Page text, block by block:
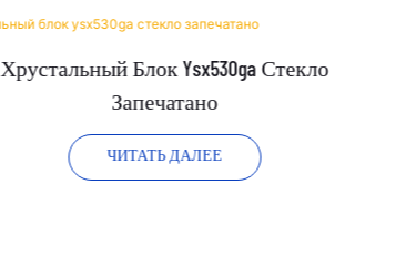
Хрустальный Блок Ysx530ga Стекло
Запечатано
ЧИТАТЬ ДАЛЕЕ